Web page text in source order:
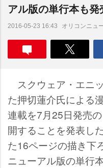
アル版の単行本も発
2016-05-23 16:43 オリコンニュ
スクウェア・エニ
た押切蓮介氏による
連載を7月25日発売
開することを発表し
た16ページの描き下
ニューアル版の単行